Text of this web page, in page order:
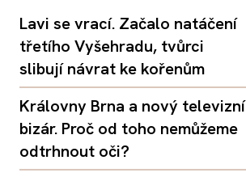
Lavi se vrací. Začalo natáčení
třetího Vyšehradu, tvůrci
slibují návrat ke kořenům
Královny Brna a nový televizní
bizár. Proč od toho nemůžeme
odtrhnout oči?